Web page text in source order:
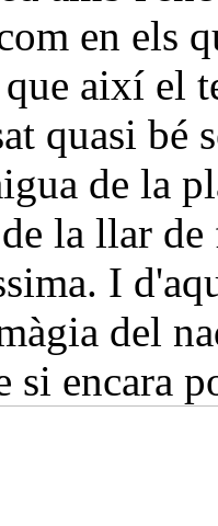
en els
així el
quasi bé
de la
la llar
I
del
si encara